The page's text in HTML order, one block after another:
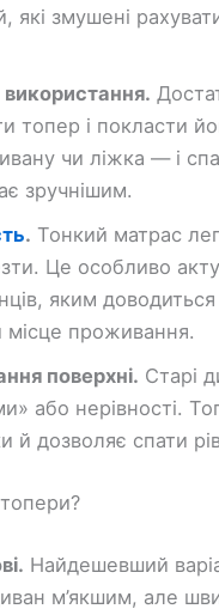
які змушені
топер і покласти
чи ліжка — і
зручнішим.
. Тонкий матрас
Це особливо
яким доводиться
місце проживання.
поверхні. Старі
або нерівності.
й дозволяє спати
Найдешевший
м’якшим, але